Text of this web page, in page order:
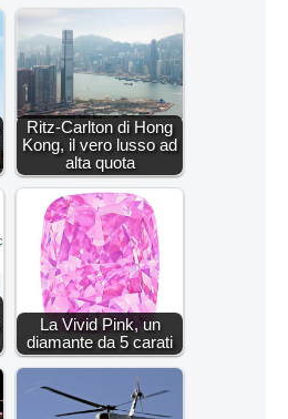
Ritz-Carlton di Hong
Kong, il vero lusso ad
alta quota
La Vivid Pink, un
diamante da 5 carati